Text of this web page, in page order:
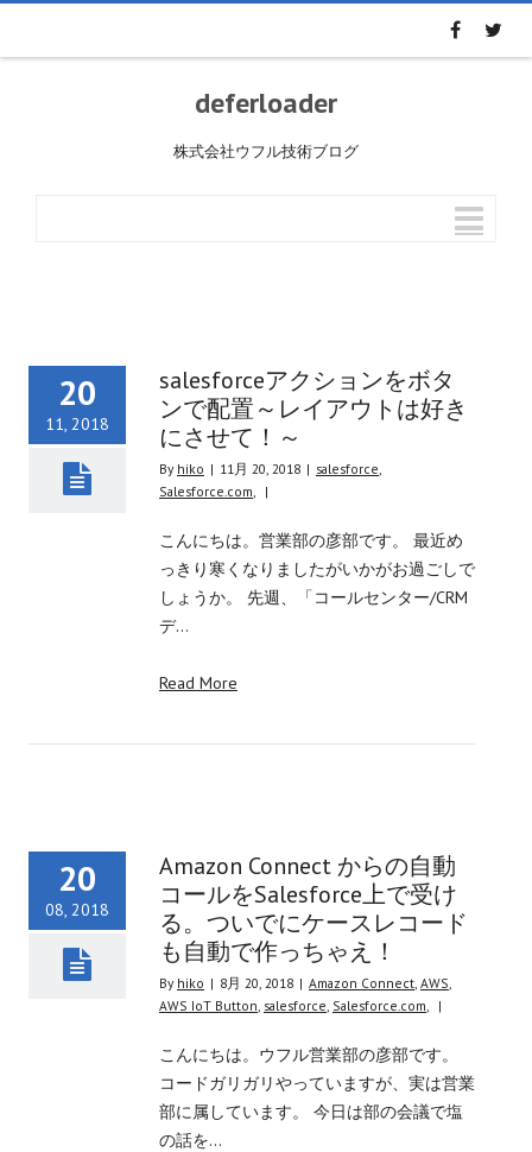
deferloader
株式会社ウフル技術ブログ
20
11, 2018
salesforceアクションをボタ
ンで配置～レイアウトは好き
にさせて！～
By hiko | 11月 20, 2018 | salesforce,
Salesforce.com, |
こんにちは。営業部の彦部です。 最近め
っきり寒くなりましたがいかがお過ごしで
しょうか。 先週、「コールセンター/CRM
デ…
Read More
20
08, 2018
Amazon Connect からの自動
コールをSalesforce上で受け
る。ついでにケースレコード
も自動で作っちゃえ！
By hiko | 8月 20, 2018 | Amazon Connect, AWS,
AWS IoT Button, salesforce, Salesforce.com, |
こんにちは。ウフル営業部の彦部です。
コードガリガリやっていますが、実は営業
部に属しています。 今日は部の会議で塩
の話を…